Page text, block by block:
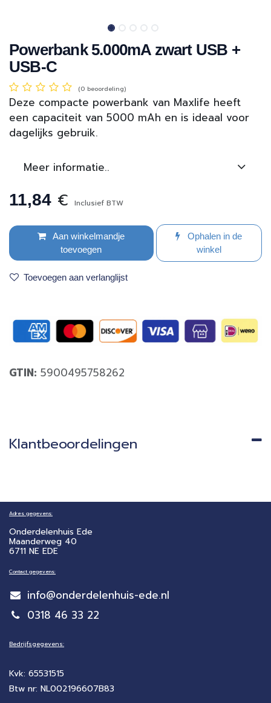
Powerbank 5.000mA zwart USB +
USB-C
(0 beoordeling)
Deze compacte powerbank van Maxlife heeft
een capaciteit van 5000 mAh en is ideaal voor
dagelijks gebruik.
Meer informatie..
11,84 € Inclusief BTW
Aan winkelmandje
toevoegen
Ophalen in de
winkel
Toevoegen aan verlanglijst
GTIN: 5900495758262
Klantbeoordelingen
Adres gegevens:
Onderdelenhuis Ede
Maanderweg 40
6711 NE EDE
Contact gegevens:
info@onderdelenhuis-ede.nl
0318 46 33 22
Bedrijfsgegevens:
Kvk: 65531515
Btw nr: NL002196607B83